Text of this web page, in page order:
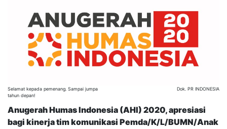
Selamat kepada pemenang. Sampai jumpa
tahun depan!
Dok. PR INDONESIA
Anugerah Humas Indonesia (AHI) 2020, apresiasi
bagi kinerja tim komunikasi Pemda/K/L/BUMN/Anak